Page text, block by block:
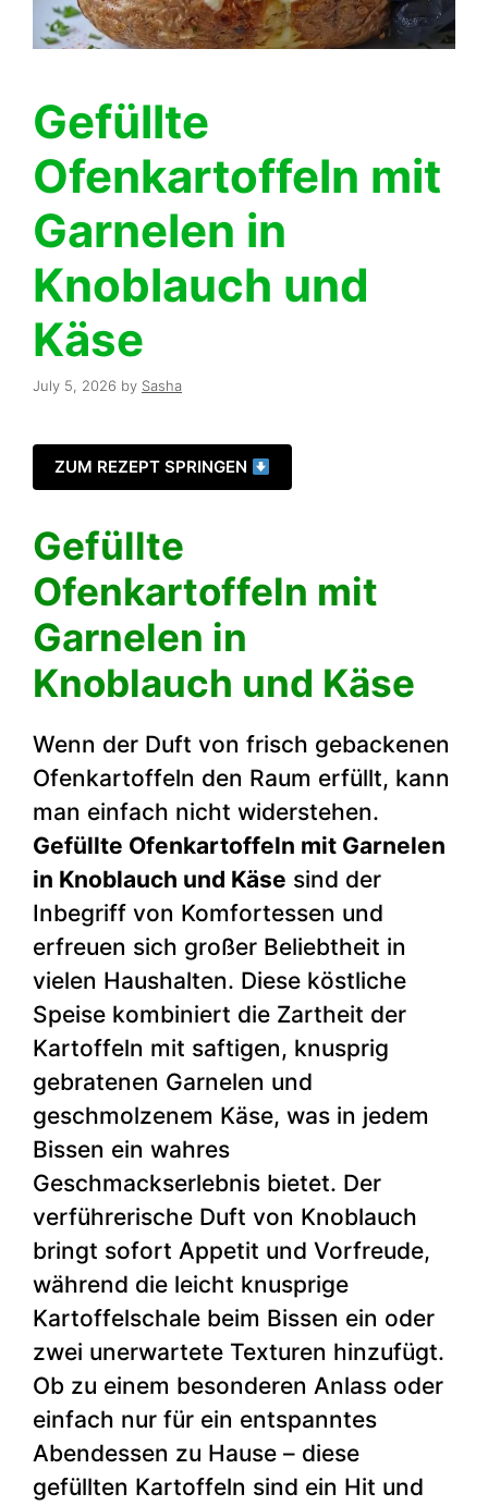
Gefüllte
Ofenkartoffeln mit
Garnelen in
Knoblauch und
Käse
July 5, 2026 by Sasha
ZUM REZEPT SPRINGEN
Gefüllte
Ofenkartoffeln mit
Garnelen in
Knoblauch und Käse
Wenn der Duft von frisch gebackenen
Ofenkartoffeln den Raum erfüllt, kann
man einfach nicht widerstehen.
Gefüllte Ofenkartoffeln mit Garnelen
in Knoblauch und Käse sind der
Inbegriff von Komfortessen und
erfreuen sich großer Beliebtheit in
vielen Haushalten. Diese köstliche
Speise kombiniert die Zartheit der
Kartoffeln mit saftigen, knusprig
gebratenen Garnelen und
geschmolzenem Käse, was in jedem
Bissen ein wahres
Geschmackserlebnis bietet. Der
verführerische Duft von Knoblauch
bringt sofort Appetit und Vorfreude,
während die leicht knusprige
Kartoffelschale beim Bissen ein oder
zwei unerwartete Texturen hinzufügt.
Ob zu einem besonderen Anlass oder
einfach nur für ein entspanntes
Abendessen zu Hause – diese
gefüllten Kartoffeln sind ein Hit und